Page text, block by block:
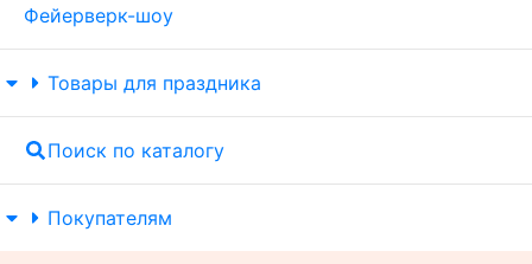
Фейерверк-шоу
Товары для праздника
Поиск по каталогу
Покупателям